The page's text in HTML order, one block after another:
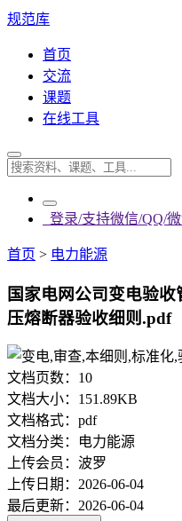
规范库
首页
交流
课题
在线工具
登录/支持微信/QQ/
首页 > 电力能源
国家电网公司变电验
压熔断器验收细则.pdf
文档页数： 10
文档大小： 151.89KB
文档格式： pdf
文档分类：
电力能源
上传会员： 波罗
上传日期： 2026-06-04
最后更新： 2026-06-04